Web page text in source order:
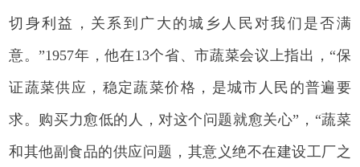
切身利益，关系到广大的城乡人民对我们是否满
意。”1957年，他在13个省、市蔬菜会议上指出，“保
证蔬菜供应，稳定蔬菜价格，是城市人民的普遍要
求。购买力愈低的人，对这个问题就愈关心”，“蔬菜
和其他副食品的供应问题，其意义绝不在建设工厂之